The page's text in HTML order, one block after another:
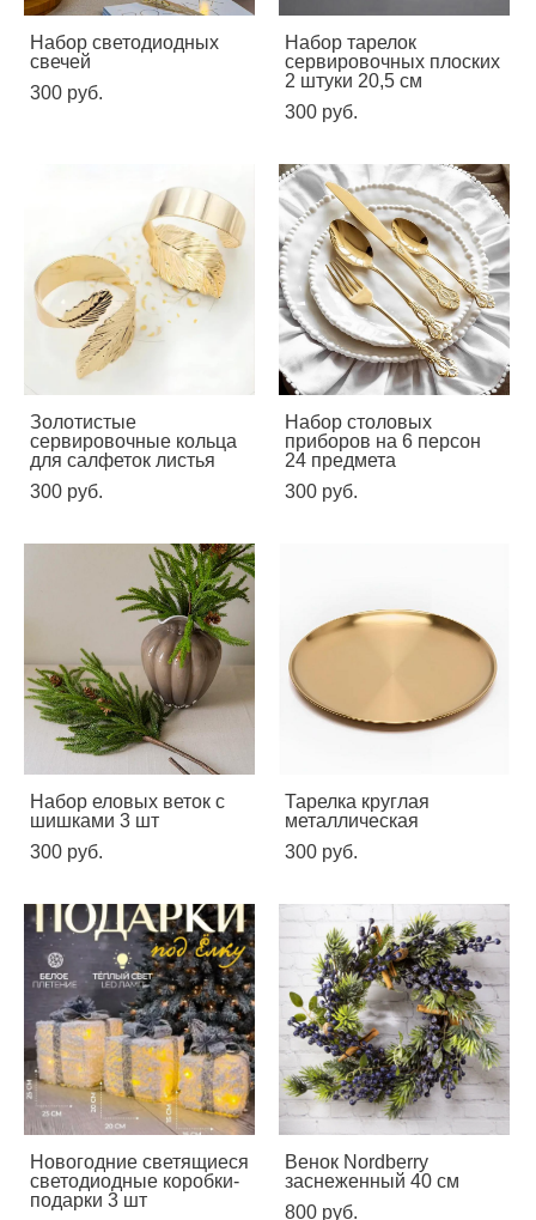
Набор светодиодных
свечей
300 pуб.
Набор тарелок
сервировочных плоских
2 штуки 20,5 см
300 pуб.
Золотистые
сервировочные кольца
для салфеток листья
300 pуб.
Набор столовых
приборов на 6 персон
24 предмета
300 pуб.
Набор еловых веток с
шишками 3 шт
300 pуб.
Тарелка круглая
металлическая
300 pуб.
Новогодние светящиеся
светодиодные коробки-
подарки 3 шт
Венок Nordberry
заснеженный 40 см
800 pуб.